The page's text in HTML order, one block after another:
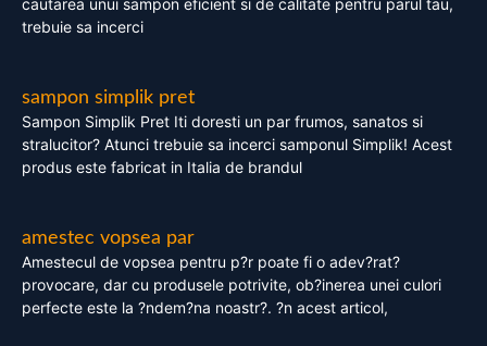
cautarea unui sampon eficient si de calitate pentru parul tau,
trebuie sa incerci
sampon simplik pret
Sampon Simplik Pret Iti doresti un par frumos, sanatos si
stralucitor? Atunci trebuie sa incerci samponul Simplik! Acest
produs este fabricat in Italia de brandul
amestec vopsea par
Amestecul de vopsea pentru p?r poate fi o adev?rat?
provocare, dar cu produsele potrivite, ob?inerea unei culori
perfecte este la ?ndem?na noastr?. ?n acest articol,